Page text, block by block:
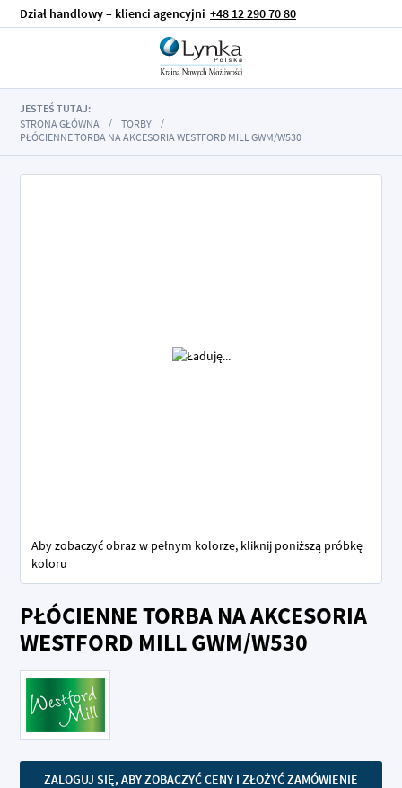
Dział handlowy – klienci agencyjni +48 12 290 70 80
JESTEŚ TUTAJ:
STRONA GŁÓWNA
TORBY
PŁÓCIENNE TORBA NA AKCESORIA WESTFORD MILL GWM/W530
PŁÓCIENNE TORBA NA AKCESORIA
WESTFORD MILL GWM/W530
ZALOGUJ SIĘ, ABY ZOBACZYĆ CENY I ZŁOŻYĆ ZAMÓWIENIE
Aby zobaczyć obraz w pełnym kolorze, kliknij poniższą próbkę
koloru
na
początek
galerii